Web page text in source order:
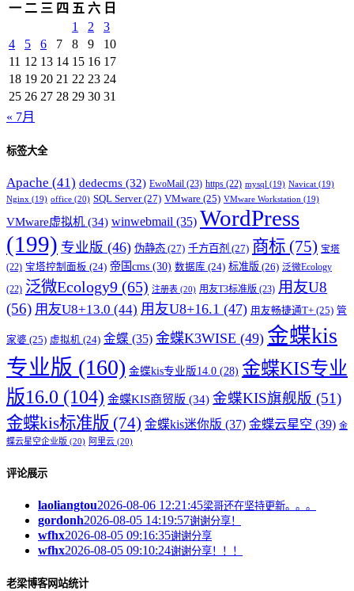
一 二 三 四 五 六 日
1
2
3
4
5 6 7 8 9
10
11 12 13 14 15 16 17
18 19 20 21 22 23 24
25 26 27 28 29 30 31
« 7月
标签大全
Apache (41) dedecms (32) EwoMail (23) https (22) mysql (19) Navicat (19)
Nginx (19) office (20) SQL Server(27) VMware (25) VMware Workstation (19)
VMware虚拟机 (34) winwebmail (35) WordPress
(199) 专业版 (46) 伪静态 (27) 千方百剂 (27) 商标 (75) 宝塔
(22) 宝塔控制面板 (24) 帝国cms (30) 数据库 (24) 标准版 (26) 泛微Ecology
(22) 泛微Ecology9 (65) 注册表 (20) 用友T3标准版 (23) 用友U8
(56) 用友U8+13.0 (44) 用友U8+16.1 (47) 用友畅捷通T+ (25) 管
家婆 (25) 虚拟机 (24) 金蝶 (35) 金蝶K3WISE (49) 金蝶kis
专业版 (160) 金蝶kis专业版14.0 (28) 金蝶KIS专业
版16.0 (104) 金蝶KIS商贸版 (34) 金蝶KIS旗舰版 (51)
金蝶kis标准版 (74) 金蝶kis迷你版 (37) 金蝶云星空 (39) 金
蝶云星空企业版 (20) 阿里云 (20)
评论展示
laoliangtou2026-08-06 12:21:45梁哥还在坚持更新。。。
gordonh2026-08-05 14:19:57谢谢分享！
wfhx2026-08-05 09:16:35谢谢分享
wfhx2026-08-05 09:10:24谢谢分享！！！
老梁博客网站统计